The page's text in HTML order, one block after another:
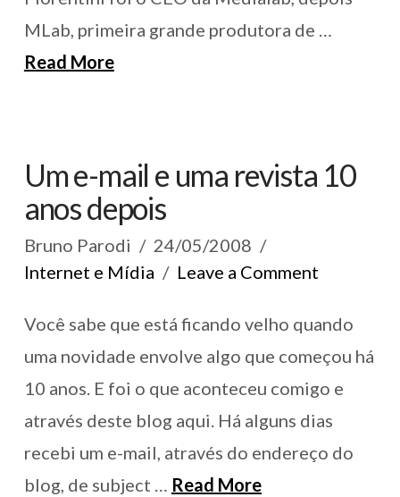
MLab, primeira grande produtora de …
Read More
Um e-mail e uma revista 10
anos depois
Bruno Parodi
24/05/2008
Internet e Mídia
Leave a Comment
Você sabe que está ficando velho quando
uma novidade envolve algo que começou há
10 anos. E foi o que aconteceu comigo e
através deste blog aqui. Há alguns dias
recebi um e-mail, através do endereço do
blog, de subject … Read More